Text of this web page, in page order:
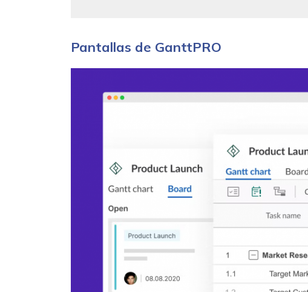
Pantallas de GanttPRO